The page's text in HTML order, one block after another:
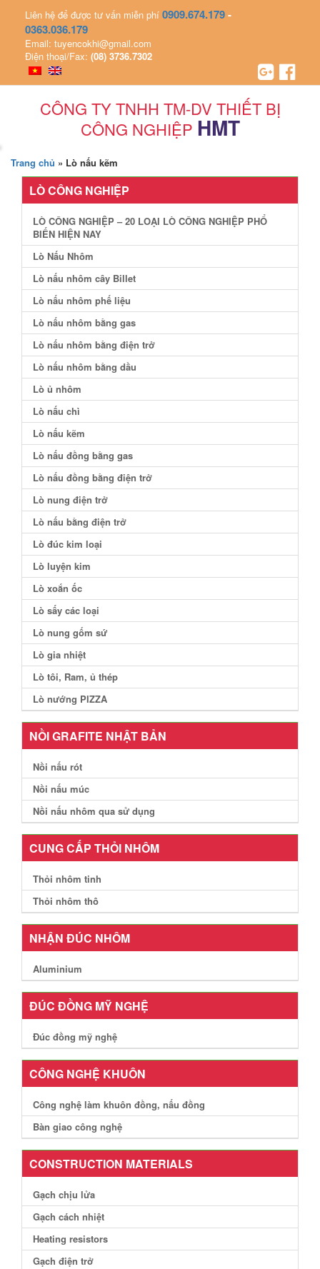
Liên hệ để được tư vấn miễn phí 0909.674.179-
0363.036.179
Email: tuyencokhi@gmail.com
Điện thoại/Fax: (08) 3736.7302
CÔNG TY TNHH TM-DV THIẾT BỊ
CÔNG NGHIỆP HMT
Trang chủ » Lò nấu kẽm
LÒ CÔNG NGHIỆP
LÒ CÔNG NGHIỆP – 20 LOẠI LÒ CÔNG NGHIỆP PHỔ
BIẾN HIỆN NAY
Lò Nấu Nhôm
Lò nấu nhôm cây Billet
Lò nấu nhôm phế liệu
Lò nấu nhôm bằng gas
Lò nấu nhôm bằng điện trở
Lò nấu nhôm bằng dầu
Lò ủ nhôm
Lò nấu chì
Lò nấu kẽm
Lò nấu đồng bằng gas
Lò nấu đồng bằng điện trở
Lò nung điện trở
Lò nấu bằng điện trở
Lò đúc kim loại
Lò luyện kim
Lò xoắn ốc
Lò sấy các loại
Lò nung gốm sứ
Lò gia nhiệt
Lò tôi, Ram, ủ thép
Lò nướng PIZZA
NỒI GRAFITE NHẬT BẢN
Nồi nấu rót
Nồi nấu múc
Nồi nấu nhôm qua sử dụng
CUNG CẤP THỎI NHÔM
Thỏi nhôm tinh
Thỏi nhôm thô
NHẬN ĐÚC NHÔM
Aluminium
ĐÚC ĐỒNG MỸ NGHỆ
Đúc đồng mỹ nghệ
CÔNG NGHỆ KHUÔN
Công nghệ làm khuôn đồng, nấu đồng
Bàn giao công nghệ
CONSTRUCTION MATERIALS
Gạch chịu lửa
Gạch cách nhiệt
Heating resistors
Gạch điện trở